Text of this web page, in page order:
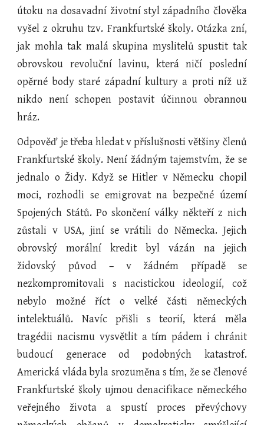
útoku na dosavadní životní styl západního člověka
vyšel z okruhu tzv. Frankfurtské školy. Otázka zní,
jak mohla tak malá skupina myslitelů spustit tak
obrovskou revoluční lavinu, která ničí poslední
opěrné body staré západní kultury a proti níž už
nikdo není schopen postavit účinnou obrannou
hráz.
Odpověď je třeba hledat v příslušnosti většiny členů
Frankfurtské školy. Není žádným tajemstvím, že se
jednalo o Židy. Když se Hitler v Německu chopil
moci, rozhodli se emigrovat na bezpečné území
Spojených Států. Po skončení války někteří z nich
zůstali v USA, jiní se vrátili do Německa. Jejich
obrovský morální kredit byl vázán na jejich
židovský původ – v žádném případě se
nezkompromitovali s nacistickou ideologií, což
nebylo možné říct o velké části německých
intelektuálů. Navíc přišli s teorií, která měla
tragédii nacismu vysvětlit a tím pádem i chránit
budoucí generace od podobných katastrof.
Americká vláda byla srozuměna s tím, že se členové
Frankfurtské školy ujmou denacifikace německého
veřejného života a spustí proces převýchovy